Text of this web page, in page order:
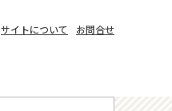
サイトについて お問合せ